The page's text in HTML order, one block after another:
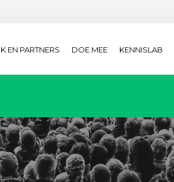
EN PARTNERS DOE MEE KENNISLAB